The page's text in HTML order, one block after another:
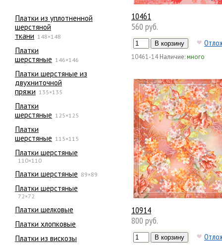
Платки из уплотненной
шерстяной
ткани 148×148
Платки
шерстяные 146×146
Платки шерстяные из
двухниточной
пряжи 135×135
Платки
шерстяные 125×125
Платки
шерстяные 115×115
Платки шерстяные
110×110
Платки шерстяные 89×89
Платки шерстяные
72×72
Платки шелковые
Платки хлопковые
Платки из вискозы
10461
560 руб.
10461-14 Наличие:много
10914
800 руб.